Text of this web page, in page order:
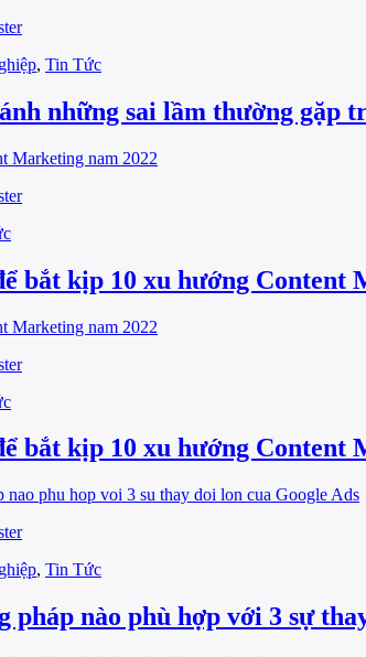
, Tin Tức
những sai lầm thường gặp
bắt kịp 10 xu hướng Content
bắt kịp 10 xu hướng Content
, Tin Tức
pháp nào phù hợp với 3 sự